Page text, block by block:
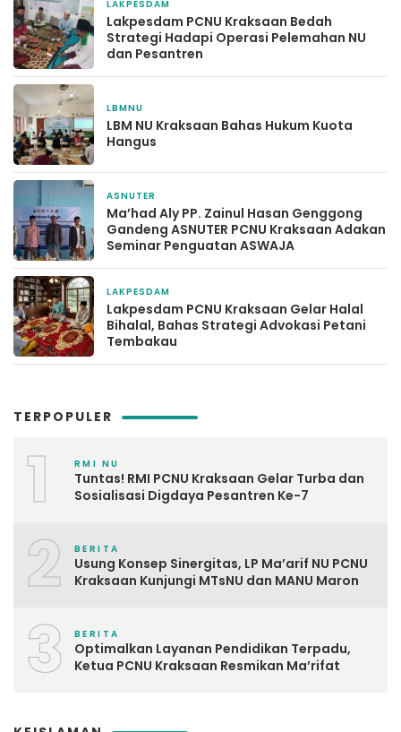
LAKPESDAM
Lakpesdam PCNU Kraksaan Bedah
Strategi Hadapi Operasi Pelemahan NU
dan Pesantren
LBMNU
LBM NU Kraksaan Bahas Hukum Kuota
Hangus
ASNUTER
Ma’had Aly PP. Zainul Hasan Genggong
Gandeng ASNUTER PCNU Kraksaan Adakan
Seminar Penguatan ASWAJA
LAKPESDAM
Lakpesdam PCNU Kraksaan Gelar Halal
Bihalal, Bahas Strategi Advokasi Petani
Tembakau
TERPOPULER
1 RMI NU
Tuntas! RMI PCNU Kraksaan Gelar Turba dan
Sosialisasi Digdaya Pesantren Ke-7
2 BERITA
Usung Konsep Sinergitas, LP Ma’arif NU PCNU
Kraksaan Kunjungi MTsNU dan MANU Maron
3 BERITA
Optimalkan Layanan Pendidikan Terpadu,
Ketua PCNU Kraksaan Resmikan Ma’rifat